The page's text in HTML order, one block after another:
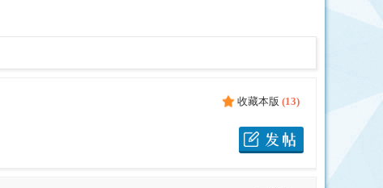
收藏本版 (13)